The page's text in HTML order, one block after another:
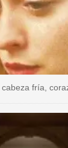
fría,